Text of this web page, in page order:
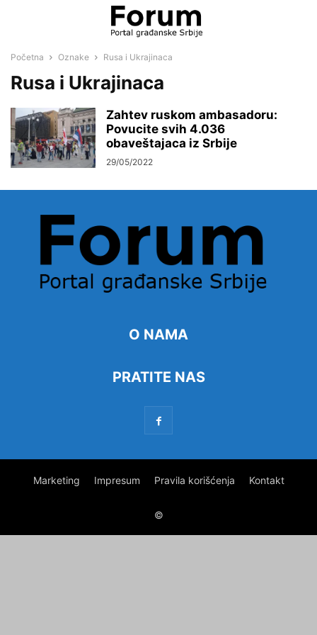
Početna Oznake Rusa i Ukrajinaca
Rusa i Ukrajinaca
Zahtev ruskom ambasadoru:
Povucite svih 4.036
obaveštajaca iz Srbije
29/05/2022
O NAMA
PRATITE NAS
Marketing Impresum Pravila korišćenja Kontakt
©